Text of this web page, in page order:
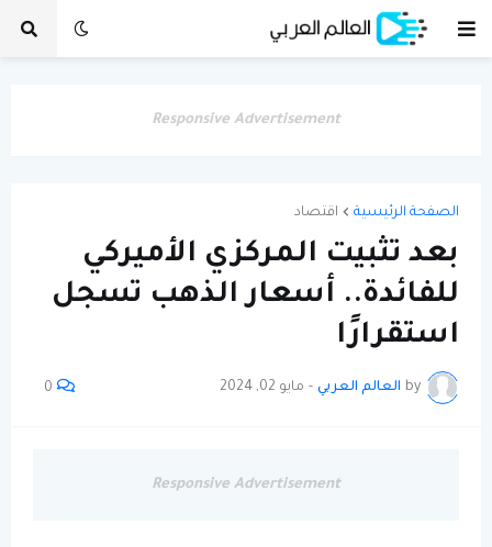
Responsive Advertisement
الصفحة الرئيسية اقتصاد
بعد تثبيت المركزي الأميركي
للفائدة.. أسعار الذهب تسجل
استقرارًا
by العالم العربي - مايو 02, 2024 0
Responsive Advertisement